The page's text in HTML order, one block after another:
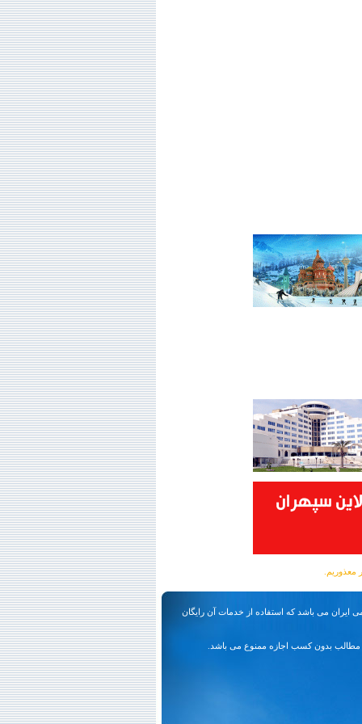
ایران می باشد که استفاده از خدمات آن رایگان
بدون کسب اجازه ممنوع می باشد.